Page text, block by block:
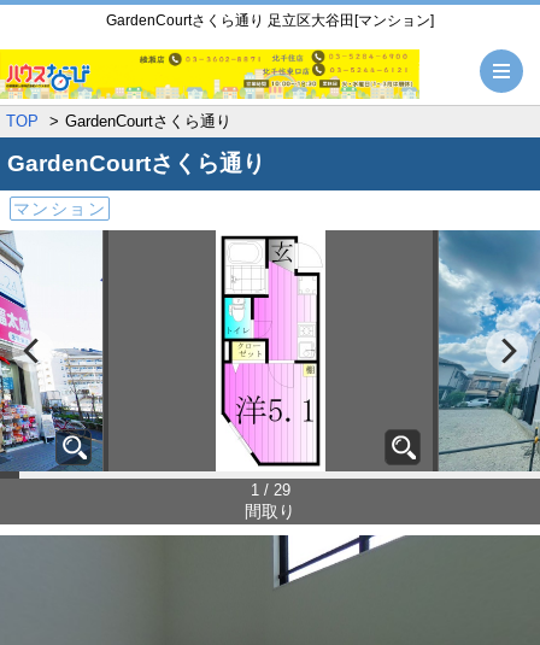
GardenCourtさくら通り 足立区大谷田[マンション]
TOP GardenCourtさくら通り
GardenCourtさくら通り
マンション
1 / 29
間取り